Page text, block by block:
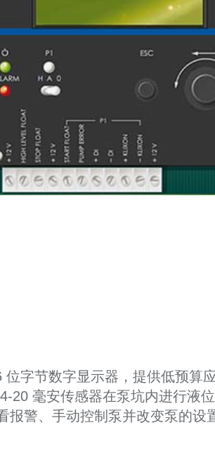
字节数字显示器，提供低预算
20 毫安传感器在泵坑内进行液
报警、手动控制泵并改变泵的设